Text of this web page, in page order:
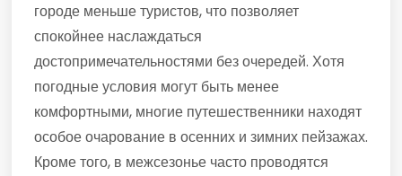
городе меньше туристов, что позволяет
спокойнее наслаждаться
достопримечательностями без очередей. Хотя
погодные условия могут быть менее
комфортными, многие путешественники находят
особое очарование в осенних и зимних пейзажах.
Кроме того, в межсезонье часто проводятся